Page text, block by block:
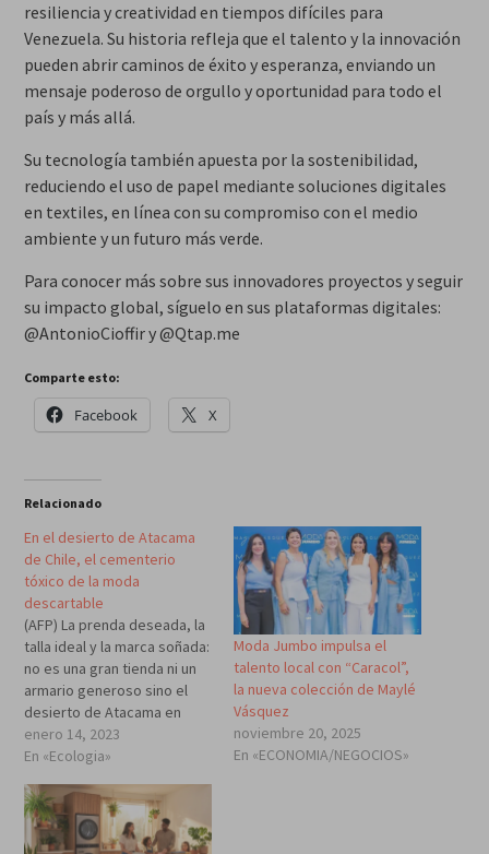
resiliencia y creatividad en tiempos difíciles para
Venezuela. Su historia refleja que el talento y la innovación
pueden abrir caminos de éxito y esperanza, enviando un
mensaje poderoso de orgullo y oportunidad para todo el
país y más allá.
Su tecnología también apuesta por la sostenibilidad,
reduciendo el uso de papel mediante soluciones digitales
en textiles, en línea con su compromiso con el medio
ambiente y un futuro más verde.
Para conocer más sobre sus innovadores proyectos y seguir
su impacto global, síguelo en sus plataformas digitales:
@AntonioCioffir y @Qtap.me
Comparte esto:
Facebook X
Relacionado
En el desierto de Atacama
de Chile, el cementerio
tóxico de la moda
descartable
(AFP) La prenda deseada, la
talla ideal y la marca soñada:
no es una gran tienda ni un
armario generoso sino el
desierto de Atacama en
Chile convertido en
basurero clandestino de
bota en Estados Unidos,
Europa y Asia. Coloridas
colinas se alzan en…
enero 14, 2023
En «Ecologia»
Moda Jumbo impulsa el
talento local con “Caracol”,
la nueva colección de Maylé
Vásquez
noviembre 20, 2025
En «ECONOMIA/NEGOCIOS»